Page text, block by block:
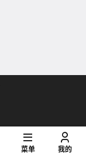
菜单 我的